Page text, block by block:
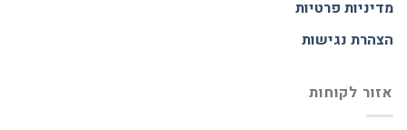
מדיניות פרטיות
הצהרת נגישות
אזור לקוחות